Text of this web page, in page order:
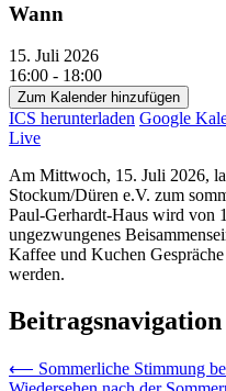
Wann
15. Juli 2026
16:00 - 18:00
Zum Kalender hinzufügen
ICS herunterladen Google
Live
Am Mittwoch, 15. Juli 2026,
Stockum/Düren e.V. zum
Paul-Gerhardt-Haus wird von
ungezwungenes
Kaffee und Kuchen
werden.
Beitragsnavigation
⟵ Sommerliche Stimmung